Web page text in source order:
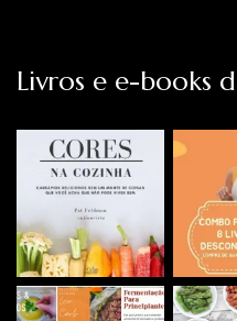
Livros e e-books